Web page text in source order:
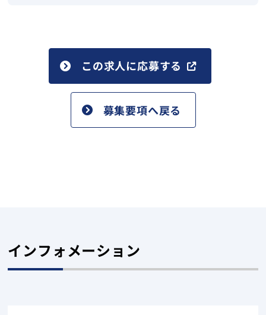
この求人に応募する
募集要項へ戻る
インフォメーション